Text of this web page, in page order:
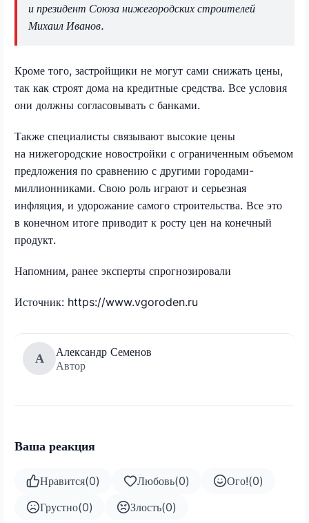
и президент Союза нижегородских строителей
Михаил Иванов.
Кроме того, застройщики не могут сами снижать цены,
так как строят дома на кредитные средства. Все условия
они должны согласовывать с банками.
Также специалисты связывают высокие цены
на нижегородские новостройки с ограниченным объемом
предложения по сравнению с другими городами-
миллионниками. Свою роль играют и серьезная
инфляция, и удорожание самого строительства. Все это
в конечном итоге приводит к росту цен на конечный
продукт.
Напомним, ранее эксперты спрогнозировали
Источник: https://www.vgoroden.ru
А
Александр Семенов
Автор
Ваша реакция
Нравится(0) Любовь(0) Ого!(0)
Грустно(0) Злость(0)